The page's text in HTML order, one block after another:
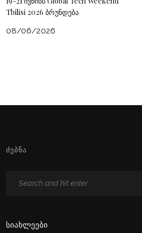
Tbilisi 2026 ბრუნდება
08/06/2026
ᲫᲔᲑᲜᲐ
Სიახლეები